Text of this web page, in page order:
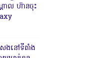
ាល ហ៊ានចុះ
សងនៅទីតាំង